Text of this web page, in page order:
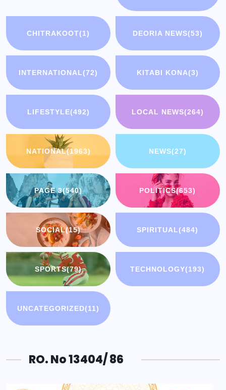
CHITRAKOOT(1) DEORIA NEWS(53)
INTERNATIONAL(72) KITABI KONA(3)
LIFESTYLE(492) LOCAL NEWS(264)
NATIONAL(1963) NEWS(27)
PAGE 3(540) POLITICS(653)
SOCIAL(15) SPIRITUAL(484)
SPORTS(79) TECHNOLOGY(193)
UNCATEGORIZED(11)
RO. No 13404/ 86